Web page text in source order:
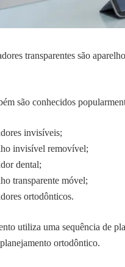
transparentes são
são conhecidos
invisíveis;
invisível removível;
dental;
transparente móvel;
ortodônticos.
utiliza uma sequência de
ortodôntico.